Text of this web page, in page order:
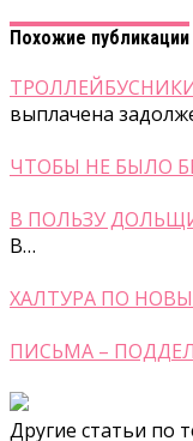
Похожие публикации
выплачена
ЧТОБЫ НЕ БЫЛО
В ПОЛЬЗУ
В…
ХАЛТУРА ПО
ПИСЬМА –
Другие статьи по